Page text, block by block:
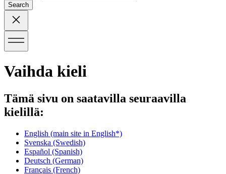
Search
Vaihda kieli
Tämä sivu on saatavilla seuraavilla
kielillä:
English (main site in English*)
Svenska (Swedish)
Español (Spanish)
Deutsch (German)
Français (French)